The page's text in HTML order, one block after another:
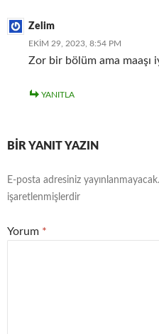
Zelim
EKIM 29, 2023, 8:54 PM
Zor bir bölüm ama maaşı
YANITLA
BIR YANIT YAZIN
E-posta adresiniz yayınlanmayacak.
işaretlenmişlerdir
Yorum *